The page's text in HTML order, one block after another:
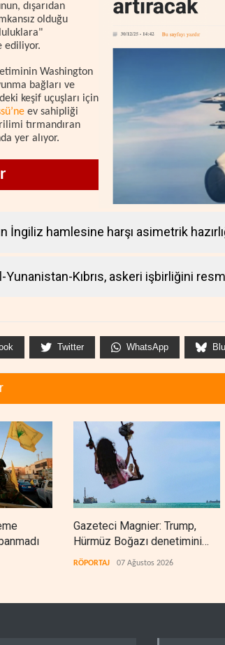
dışarıdan
olduğu
ediliyor.
Washington
bağları ve
keşif uçuşları için
ev sahipliği
tırmandıran
yer alıyor.
İngiliz hamlesine harşı asimetrik
Yunanistan-Kıbrıs, askeri işbirliğini
Twitter WhatsApp
Gazeteci Magnier: Trump,
Hürmüz Boğazı denetimini
doğrudan İran ve Umman'a
RÖPORTAJ 07 Ağustos 2026